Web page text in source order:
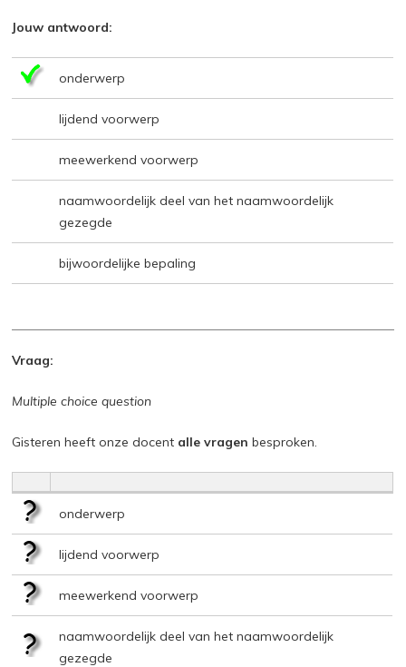
Jouw antwoord:
onderwerp
lijdend voorwerp
meewerkend voorwerp
naamwoordelijk deel van het naamwoordelijk
gezegde
bijwoordelijke bepaling
Vraag:
Multiple choice question
Gisteren heeft onze docent alle vragen besproken.
onderwerp
lijdend voorwerp
meewerkend voorwerp
naamwoordelijk deel van het naamwoordelijk
gezegde